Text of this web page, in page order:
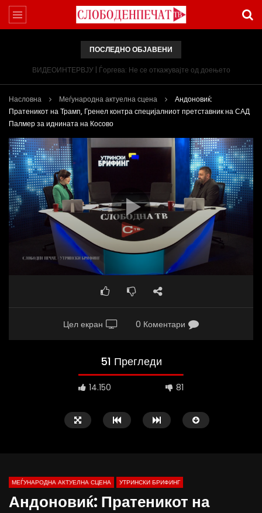
ПОСЛЕДНО ОБЈАВЕНИ
ВИДЕОИНТЕРВЈУ | Ѓоргева: Не се откажувајте од доењето
Насловна Меѓународна актуелна сцена
Андоновиќ:
Пратеникот на Трамп, Гренел контра специјалниот претставник на САД
Палмер за иднината на Косово
Цел екран 0 Коментари
51 Прегледи
14.150 81
МЕЃУНАРОДНА АКТУЕЛНА СЦЕНА УТРИНСКИ БРИФИНГ
Андоновиќ: Пратеникот на